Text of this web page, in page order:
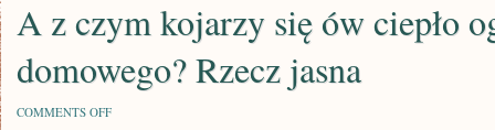
A z czym kojarzy się ów ciepło
domowego? Rzecz jasna
COMMENTS OFFON